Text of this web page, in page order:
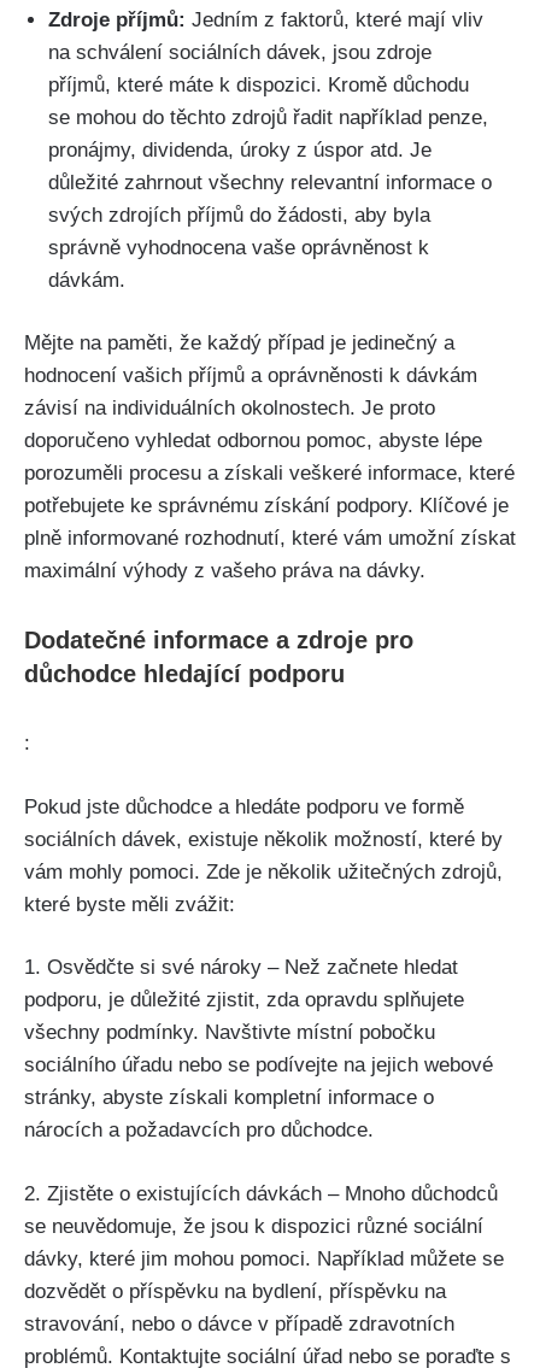
Zdroje příjmů: Jedním z faktorů, které mají vliv
na schválení sociálních dávek, jsou zdroje
příjmů, které máte k dispozici. Kromě důchodu
se mohou do těchto zdrojů řadit například penze,
pronájmy, dividenda, úroky z úspor atd. Je
důležité zahrnout všechny relevantní informace o
svých zdrojích příjmů do žádosti, aby byla
správně vyhodnocena vaše oprávněnost k
dávkám.
Mějte na paměti, že každý případ je jedinečný a
hodnocení vašich příjmů a oprávněnosti k dávkám
závisí na individuálních okolnostech. Je proto
doporučeno vyhledat odbornou pomoc, abyste lépe
porozuměli procesu a získali veškeré informace, které
potřebujete ke správnému získání podpory. Klíčové je
plně informované rozhodnutí, které vám umožní získat
maximální výhody z vašeho práva na dávky.
Dodatečné informace a zdroje pro
důchodce hledající podporu
:
Pokud jste důchodce a hledáte podporu ve formě
sociálních dávek, existuje několik možností, které by
vám mohly pomoci. Zde je několik užitečných zdrojů,
které byste měli zvážit:
1. Osvědčte si své nároky – Než začnete hledat
podporu, je důležité zjistit, zda opravdu splňujete
všechny podmínky. Navštivte místní pobočku
sociálního úřadu nebo se podívejte na jejich webové
stránky, abyste získali kompletní informace o
nárocích a požadavcích pro důchodce.
2. Zjistěte o existujících dávkách – Mnoho důchodců
se neuvědomuje, že jsou k dispozici různé sociální
dávky, které jim mohou pomoci. Například můžete se
dozvědět o příspěvku na bydlení, příspěvku na
stravování, nebo o dávce v případě zdravotních
problémů. Kontaktujte sociální úřad nebo se poraďte s